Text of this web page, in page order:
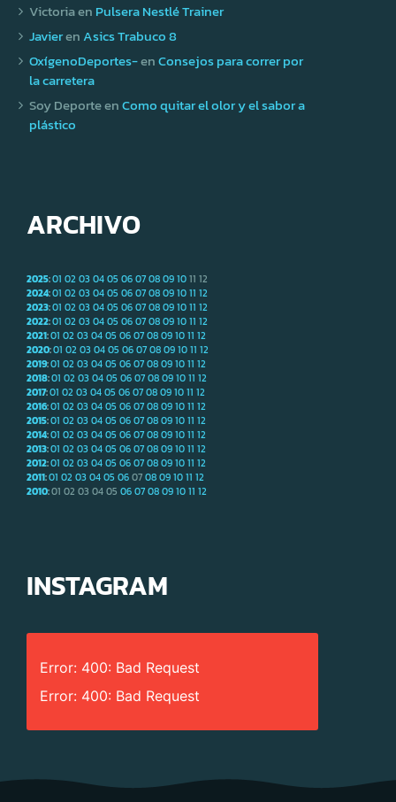
Victoriaen Pulsera Nestlé Trainer
JavierenAsics Trabuco 8
OxígenoDeportes-enConsejos para correr por
la carretera
Soy DeporteenComo quitar el olor y el sabor a
plástico
ARCHIVO
2025:01 02 030405060708091011 12
2024:01 02 030405060708091011 12
2023:01 02 030405060708091011 12
2022:01 02 030405060708091011 12
2021:01 02 030405060708091011 12
2020:01 02 030405060708091011 12
2019:01 02 030405060708091011 12
2018:01 02 030405060708091011 12
2017:01 02 030405060708091011 12
2016:01 02 030405060708091011 12
2015:01 02 030405060708091011 12
2014:01 02 030405060708091011 12
2013:01 02 030405060708091011 12
2012:01 02 030405060708091011 12
2011:01 02 030405060708091011 12
2010:01 02 03 0405 060708091011 12
INSTAGRAM
Error: 400: Bad Request
Error: 400: Bad Request